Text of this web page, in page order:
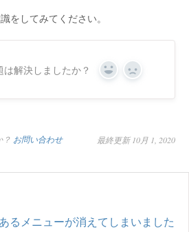
をしてみてください。
解決しましたか？ Yes No
？ お問い合わせ 最終更新 10月 1, 2020
るメニューが消えてしまいました